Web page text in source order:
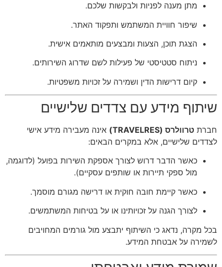
מתן מענה לפניות ולבקשות שלכם.
שיפור חוויית המשתמש ותפקוד האתר.
הצגת תוכן, הצעות ומבצעים מותאמים אישית.
ניתוח סטטיסטי של פעילות לשם שדרוג השירותים.
קיום דרישות הדין ושמירה על זכויות משפטיות.
שיתוף מידע עם צדדים שלישיים
חברת טרוולרס (TRAVELRES)
אינה מעבירה מידע אישי
לצדדים שלישיים, אלא במקרים הבאים:
כאשר הדבר דרוש לצורך אספקת השירות בפועל (לדוגמה,
מול ספקי תיירות או שותפים עסקיים).
כאשר קיימת חובה חוקית או דרישה מגורם מוסמך.
לצורך הגנה על זכויותינו או על בטיחות המשתמשים.
בכל מקרה, נדאג כי השיתוף יתבצע מול גורמים המחויבים
לשמירה על אבטחת המידע.